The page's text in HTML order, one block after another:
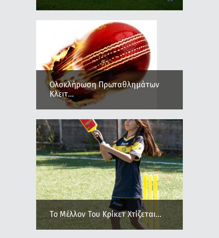
Ολοκλήρωση Πρωταθλημάτων
Κλειτ...
Το Μέλλον Του Κρίκετ Χτίζεται...